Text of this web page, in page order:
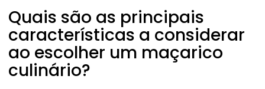
Quais são as principais
características a considerar
ao escolher um maçarico
culinário?